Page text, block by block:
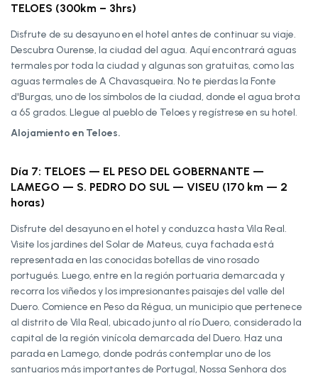
TELOES (300km – 3hrs)
Disfrute de su desayuno en el hotel antes de continuar su viaje.
Descubra Ourense, la ciudad del agua. Aquí encontrará aguas
termales por toda la ciudad y algunas son gratuitas, como las
aguas termales de A Chavasqueira. No te pierdas la Fonte
d'Burgas, uno de los símbolos de la ciudad, donde el agua brota
a 65 grados. Llegue al pueblo de Teloes y regístrese en su hotel.
Alojamiento en Teloes.
Día 7: TELOES — EL PESO DEL GOBERNANTE —
LAMEGO — S. PEDRO DO SUL — VISEU (170 km — 2
horas)
Disfrute del desayuno en el hotel y conduzca hasta Vila Real.
Visite los jardines del Solar de Mateus, cuya fachada está
representada en las conocidas botellas de vino rosado
portugués. Luego, entre en la región portuaria demarcada y
recorra los viñedos y los impresionantes paisajes del valle del
Duero. Comience en Peso da Régua, un municipio que pertenece
al distrito de Vila Real, ubicado junto al río Duero, considerado la
capital de la región vinícola demarcada del Duero. Haz una
parada en Lamego, donde podrás contemplar uno de los
santuarios más importantes de Portugal, Nossa Senhora dos